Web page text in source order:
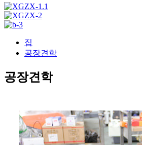
집
공장견학
공장견학